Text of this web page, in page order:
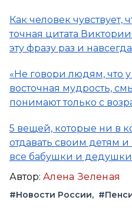
Как человек чувствует,
точная цитата
эту фразу раз и навсегда
«Не говори людям, что
восточная мудрость,
понимают только с
5 вещей, которые ни в
отдавать своим детям
все бабушки и дедушки
Автор: Алена Зеленая
#Новости России